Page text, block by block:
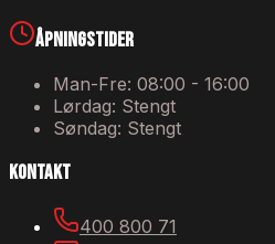
Åpningstider
Man-Fre: 08:00 - 16:00
Lørdag: Stengt
Søndag: Stengt
Kontakt
400 800 71